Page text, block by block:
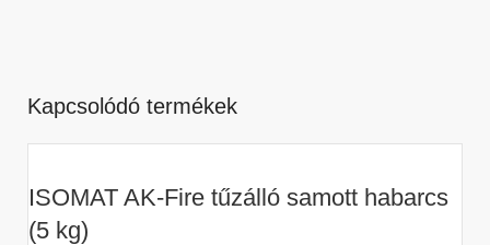
Kapcsolódó termékek
ISOMAT AK-Fire tűzálló samott habarcs
(5 kg)